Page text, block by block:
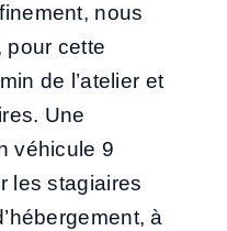
nous
pour cette
de l’atelier et
Une
véhicule 9
les stagiaires
à